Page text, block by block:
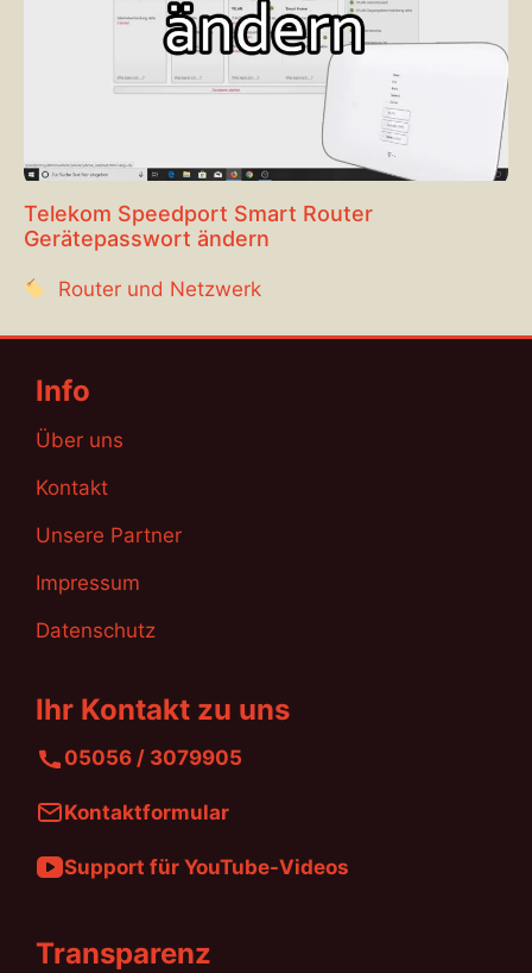
Telekom Speedport Smart Router
Gerätepasswort ändern
Router und Netzwerk
Info
Über uns
Kontakt
Unsere Partner
Impressum
Datenschutz
Ihr Kontakt zu uns
05056 / 3079905
Kontaktformular
Support für YouTube-Videos
Transparenz